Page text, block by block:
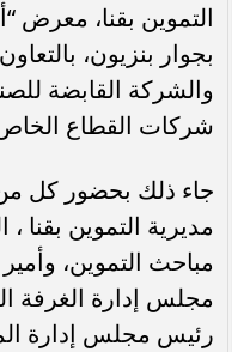
التموين بقنا، معرض
بجوار بنزيون،
والشركة القابضة
شركات القطاع الخاص
جاء ذلك بحضور كل
مديرية التموين بقنا
مباحث التموين،
مجلس إدارة الغرفة
رئيس مجلس إدارة